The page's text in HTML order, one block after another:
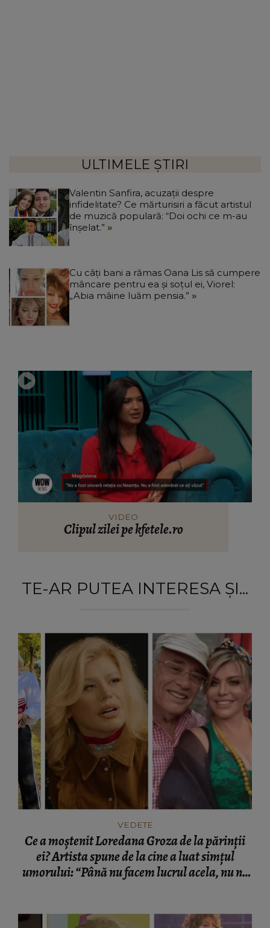
ULTIMELE ȘTIRI
Valentin Sanfira, acuzații despre
infidelitate? Ce mărturisiri a făcut artistul
de muzică populară: “Doi ochi ce m-au
înșelat.”
Cu câți bani a rămas Oana Lis să cumpere
mâncare pentru ea și soțul ei, Viorel:
„Abia mâine luăm pensia.”
VIDEO
Clipul zilei pe kfetele.ro
TE-AR PUTEA INTERESA ȘI...
VEDETE
Ce a moștenit Loredana Groza de la părinții
ei? Artista spune de la cine a luat simțul
umorului: “Până nu facem lucrul acela, nu ne